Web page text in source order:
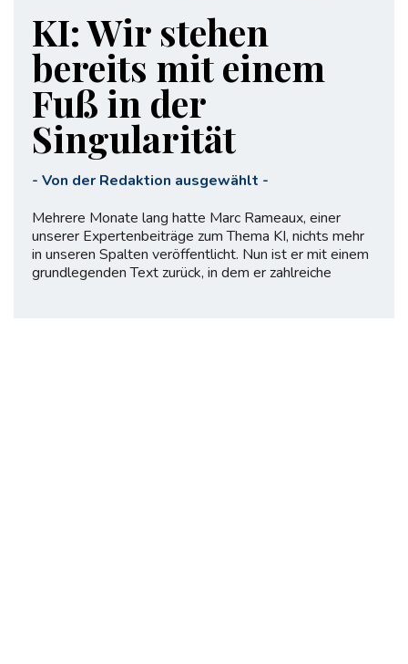
KI: Wir stehen
bereits mit einem
Fuß in der
Singularität
- Von der Redaktion ausgewählt -
Mehrere Monate lang hatte Marc Rameaux, einer
unserer Expertenbeiträge zum Thema KI, nichts mehr
in unseren Spalten veröffentlicht. Nun ist er mit einem
grundlegenden Text zurück, in dem er zahlreiche